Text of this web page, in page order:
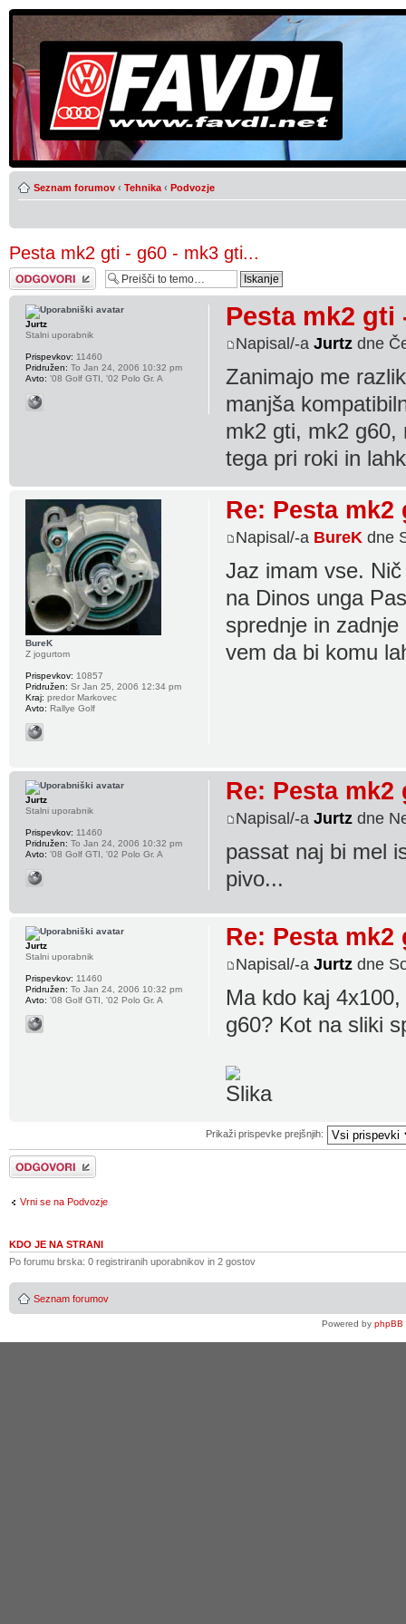
Seznam forumov ‹ Tehnika ‹ Podvozje
Pesta mk2 gti - g60 - mk3 gti...
Napiši odgovor
Pesta mk2 gti
Napisal/-aJurtz dne
Zanimajo me
manjša
mk2 gti, mk2 g60,
tega pri roki in
Jurtz
Stalni uporabnik
Prispevkov: 11460
Pridružen: To Jan 24, 2006 10:32 pm
Avto: '08 Golf GTI, '02 Polo Gr. A
Re: Pesta
Napisal/-a BureK dne
Jaz imam vse.
na Dinos unga
sprednje in
vem da bi komu
BureK
Z jogurtom
Prispevkov: 10857
Pridružen: Sr Jan 25, 2006 12:34 pm
Kraj: predor Markovec
Avto: Rallye Golf
Re: Pesta
Napisal/-aJurtz dne
passat naj bi mel
pivo...
Jurtz
Stalni uporabnik
Prispevkov: 11460
Pridružen: To Jan 24, 2006 10:32 pm
Avto: '08 Golf GTI, '02 Polo Gr. A
Re: Pesta
Napisal/-aJurtz dne
Ma kdo kaj
g60? Kot na sliki
Jurtz
Stalni uporabnik
Prispevkov: 11460
Pridružen: To Jan 24, 2006 10:32 pm
Avto: '08 Golf GTI, '02 Polo Gr. A
Prikaži prispevke prejšnjih:
Napiši odgovor
Vrni se na Podvozje
KDO JE NA STRANI
Po forumu brska: 0 registriranih uporabnikov in 2 gostov
Seznam forumov
Powered byphpBB